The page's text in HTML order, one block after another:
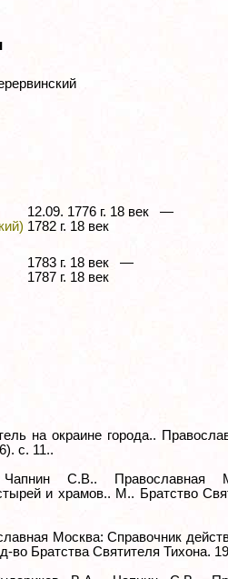
12.09. 1776 г. 18 век —
1782 г. 18 век
1783 г. 18 век —
1787 г. 18 век
на окраине города..
с. 11..
C.В.. Православная
и храмов.. М.. Братство
Москва: Справочник
во Братства Святителя Тихона.